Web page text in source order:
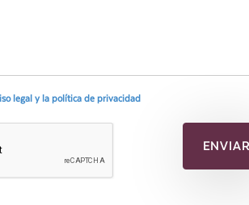
legal y la política de privacidad